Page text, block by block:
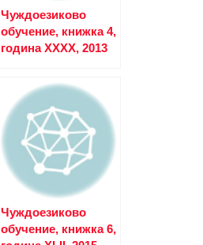
Чуждоезиково
обучение, книжка 4,
година XXXX, 2013
Чуждоезиково
обучение, книжка 6,